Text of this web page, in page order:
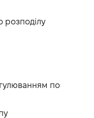
розподілу
по